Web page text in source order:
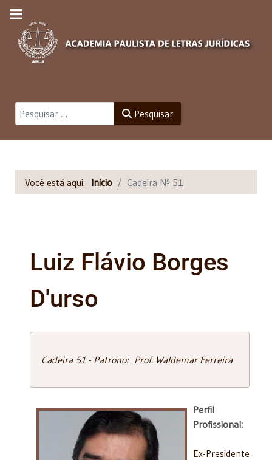
Pesquisar Pesquisar
Você está aqui: Início Cadeira Nº 51
Luiz Flávio Borges
D'urso
Cadeira 51 - Patrono: Prof. Waldemar Ferreira
Perfil
Profissional:
Ex-Presidente